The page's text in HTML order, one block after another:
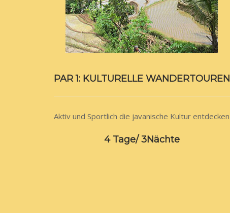
PAR 1: KULTURELLE WANDERTOUREN
Aktiv und Sportlich die javanische Kultur entdecken
4 Tage/ 3Nächte